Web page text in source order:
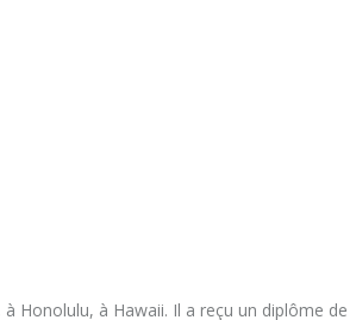
Honolulu, à Hawaii. Il a reçu un diplôme de